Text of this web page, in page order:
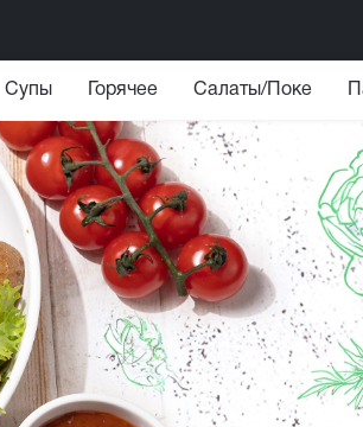
Супы Горячее Салаты/Поке